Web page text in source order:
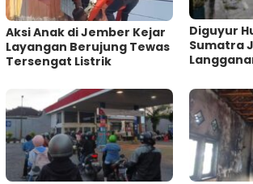
Aksi Anak di Jember Kejar
Layangan Berujung Tewas
Tersengat Listrik
Diguyur
Sumatra